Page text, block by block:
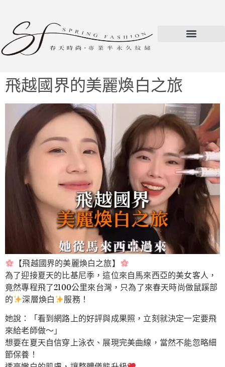
飛越國界的美麗煥白之旅
【飛越國界的美麗煥白之旅】
為了迎接夏天的比基尼季，這位來自馬來西亞的美女客人，
竟然專程飛了2100公里來台灣，只為了來春天時尚做鼠蹊部
的
深層煥白
服務！
她說：「看到網路上的好評與成果照，立刻就決定一定要飛
來給老師做～」
想要在夏天自信穿上泳衣、展現完美曲線，當然不能忽略細
節保養！